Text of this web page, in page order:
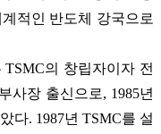
적인 반도체 강국으로
의 창립자이자 전
사장 출신으로, 1985년
다. 1987년 TSMC를 설